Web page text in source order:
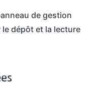
de gestion
dépôt et la lecture